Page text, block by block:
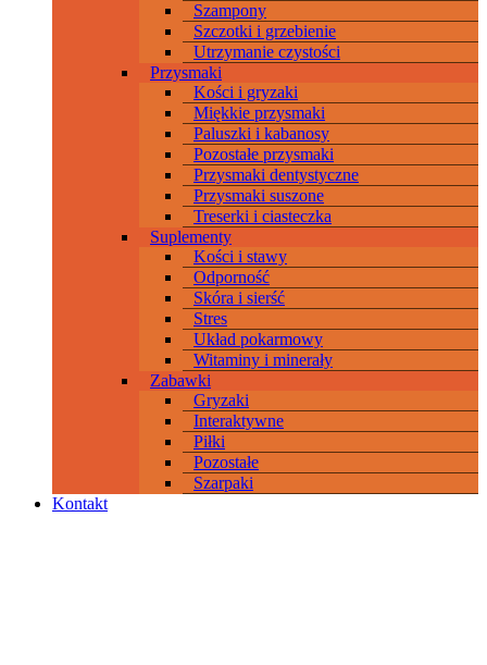
Szampony
Szczotki i grzebienie
Utrzymanie czystości
Przysmaki
Kości i gryzaki
Miękkie przysmaki
Paluszki i kabanosy
Pozostałe przysmaki
Przysmaki dentystyczne
Przysmaki suszone
Treserki i ciasteczka
Suplementy
Kości i stawy
Odporność
Skóra i sierść
Stres
Układ pokarmowy
Witaminy i minerały
Zabawki
Gryzaki
Interaktywne
Piłki
Pozostałe
Szarpaki
Kontakt